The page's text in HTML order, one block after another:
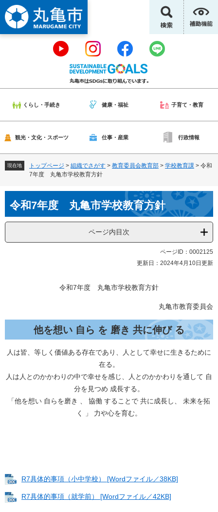
ー
ジ
の
。
ニ
ュ
ー
て
くらし・手続き 健康・福祉 子育て・教育
観光・文化・スポーツ 仕事・産業 行政情報
現在地 トップページ > 組織でさがす > 教育委員会教育部 > 学校教育課 > 令和
7年度 丸亀市学校教育方針
文令和7年度 丸亀市学校教育方針
ページ内目次
ページID：0002125
更新日：2024年4月10日更新
令和7年度 丸亀市学校教育方針
丸亀市教育委員会
他を想い 自ら を 磨き 共に伸び る
人は皆、等しく価値ある存在であり、人として幸せに生きるために
在る。
人は人とのかかわりの中で幸せを感じ、人とのかかわりを通して 自
分を見つめ 成長する。
「他を想い 自らを磨き 、 協働 することで 共に成長し、 未来を拓
く 」 力や心を育む。
R7具体的事項（小中学校） [Wordファイル／38KB]
R7具体的事項（就学前） [Wordファイル／42KB]